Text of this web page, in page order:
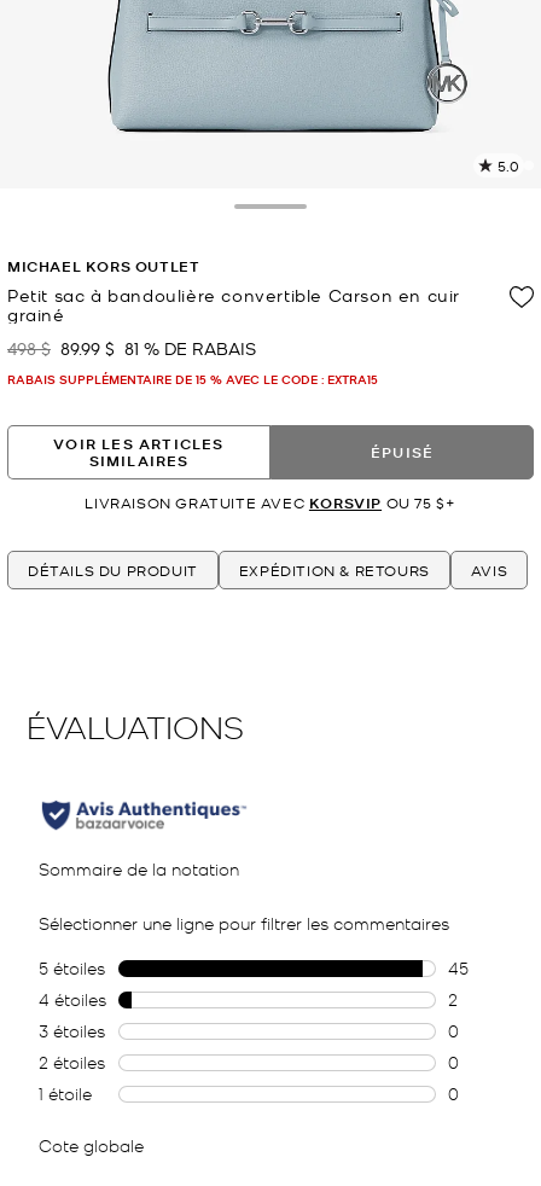
5.0
MICHAEL KORS OUTLET
Petit sac à bandoulière convertible Carson en cuir
grainé
était
498 $ maintenant
89.99 $ 81 % DE RABAIS
RABAIS SUPPLÉMENTAIRE DE 15 % AVEC LE CODE : EXTRA15
VOIR LES ARTICLES
SIMILAIRES
ÉPUISÉ
LIVRAISON GRATUITE AVEC KORSVIP OU 75 $+
DÉTAILS DU PRODUIT EXPÉDITION & RETOURS AVIS